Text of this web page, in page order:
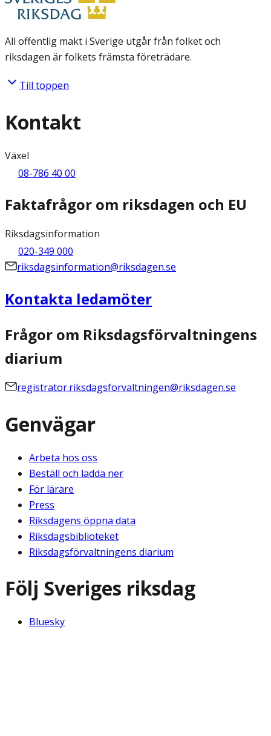
All offentlig makt i Sverige utgår från folket och
riksdagen är folkets främsta företrädare.
Till toppen
Kontakt
Växel
08-786 40 00
Faktafrågor om riksdagen och EU
Riksdagsinformation
020-349 000
riksdagsinformation@riksdagen.se
Kontakta ledamöter
Frågor om Riksdagsförvaltningens
diarium
registrator.riksdagsforvaltningen@riksdagen.se
Genvägar
Arbeta hos oss
Beställ och ladda ner
För lärare
Press
Riksdagens öppna data
Riksdagsbiblioteket
Riksdagsförvaltningens diarium
Följ Sveriges riksdag
Bluesky